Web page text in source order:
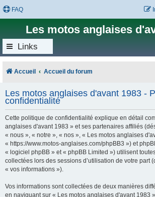
FAQ
Les motos anglaises
Links
Accueil Accueil du forum
Les motos anglaises d'avant 1983 -
confidentialité
Cette politique de confidentialité explique en détail
anglaises d'avant 1983 » et ses partenaires affiliés
« nous », « notre », « nos », « Les motos anglaises
« https://www.motos-anglaises.com/phpBB3 ») et
« logiciel phpBB » et « phpBB Limited ») utilisent
collectées lors des sessions d’utilisation de votre part
« vos informations »).
Vos informations sont collectées de deux manières
en naviguant sur « Les motos anglaises d'avant 1983